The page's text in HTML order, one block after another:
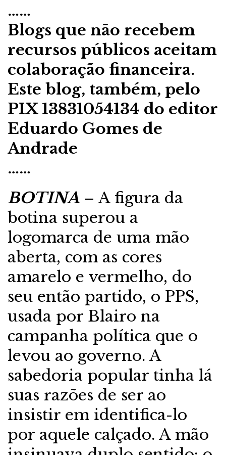
……
Blogs que não recebem
recursos públicos aceitam
colaboração financeira.
Este blog, também, pelo
PIX 13831054134 do editor
Eduardo Gomes de
Andrade
……
BOTINA – A figura da
botina superou a
logomarca de uma mão
aberta, com as cores
amarelo e vermelho, do
seu então partido, o PPS,
usada por Blairo na
campanha política que o
levou ao governo. A
sabedoria popular tinha lá
suas razões de ser ao
insistir em identifica-lo
por aquele calçado. A mão